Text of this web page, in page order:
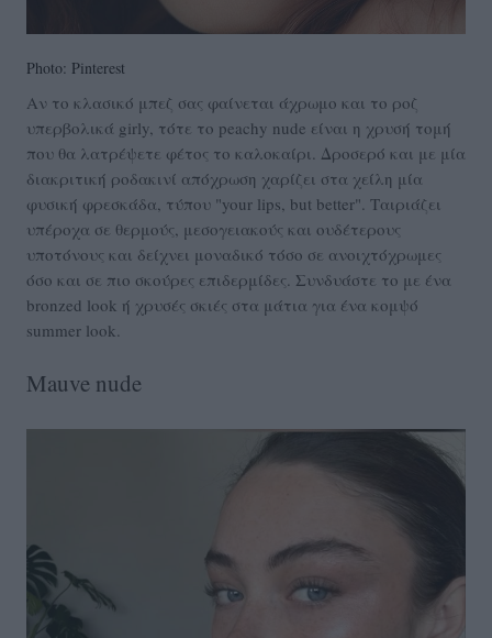
Photo: Pinterest
Αν το κλασικό μπεζ σας φαίνεται άχρωμο και το ροζ
υπερβολικά girly, τότε το peachy nude είναι η χρυσή τομή
που θα λατρέψετε φέτος το καλοκαίρι. Δροσερό και με μία
διακριτική ροδακινί απόχρωση χαρίζει στα χείλη μία
φυσική φρεσκάδα, τύπου "your lips, but better". Ταιριάζει
υπέροχα σε θερμούς, μεσογειακούς και ουδέτερους
υποτόνους και δείχνει μοναδικό τόσο σε ανοιχτόχρωμες
όσο και σε πιο σκούρες επιδερμίδες. Συνδυάστε το με ένα
bronzed look ή χρυσές σκιές στα μάτια για ένα κομψό
summer look.
Mauve nude